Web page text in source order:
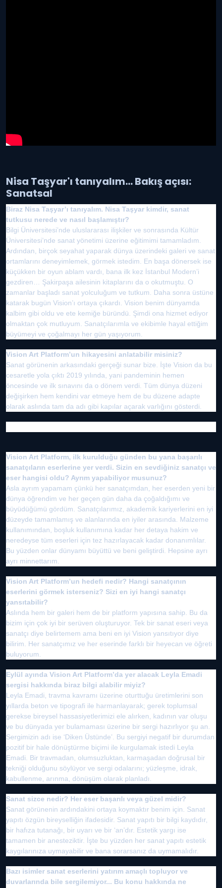
Nisa Taşyar'ı tanıyalım... Bakış açısı:
Sanatsal
Biraz Nisa Taşyar’ı tanıyalım. Nisa Taşyar kimdir, sanat
tutkusu nerede ve nasıl başlamıştır?
Bilgi Üniversitesi’nde uluslararası ilişkiler ve sonrasında Kültür
Üniversitesi’nde sanat yönetimi üzerine eğitimimi tamamladım.
Ardından, birçok seyahat yaparak dünya üzerindeki galeri ve sanat
ortamlarını deneyimlemek, görmek istedim. En başa dönersek ise
küçükken bir oyun ablam vardı, bana ilk kez İstanbul Modern’i
gezdiren… Şakirpaşa ailesinin kitaplarını da o okutmuştu. O
zamanlar başladı sanat yolculuğum ve tutkum. Daha sonra üstüne
katarak bugün Vision’ı ortaya çıkardı. Vision benim dünyamda
kalbim gibi oldu ve ete kemiğe büründü. Şimdi ona hizmet ediyor
olmaktan çok mutluyum. Sanatçılarımla ve ekibimle hayal ettiğim
büyümeyi ve çoğalmayı her gün yaşıyorum.
Vision Art Platform’un hikayesini anlatabilir misiniz?
Sanat görünenin arkasındaki gerçeği sunar bize. İşte Vision da bu
cesaretle yola çıktı 2019 yılında, yani pandeminin hemen
öncesinde ve ilk sınavını da o dönem verdi. Tüm dünya düzeni
değişirken hem kendini var etmeye hem de bu düzene adapte
olarak aslında tam da adı gibi kapılar açarak varlığını gösterdi.
Vision Art Platform, ilk kurulduğu günden bu yana başarılı
sanatçıların eserlerine yer verdi. Sizin en sevdiğiniz sanatçı ve
eser hangisi oldu? Ayrım yapabiliyor musunuz?
Asla ayrım yapamam çünkü her sanatçımdan, her eserden yeni bir
dünya öğrendim ve her geçen gün daha da çoğaldığımı ve
büyüdüğümü gördüm. Sanatçılarımız, akademik kariyerlerini en iyi
düzeyde tamamlamış ve alanlarında en iyiler arasında. Malzeme
kullanımından, boşluk kullanımına kadar her detaya hakim ve
neredeyse tüm eserleri için tez hazırlayacak kadar donanımlılar.
Bu yüzden onlar dünyamı büyüttü ve beni geliştirdi. Hepsine ayrı
ayrı minnettarım.
Vision Art Platform’un hedefi nedir? Hangi sanatçının
eserlerini görmek isterseniz? Sizi en iyi hangi sanatçı
yansıtabilir?
Aslında hem bir galeri hem de bir platform yapısına sahip. Bu da
bizim için çok iyi bir serüven oluşturuyor. Tek bir sanat eseri veya
sanatçı diye belirtemem ama beni en iyi Vision yansıtıyor diye
bilirim. Her sanatçımız ve her eserinde farklı bir heyecan ve öğreti
buluyorum.
Eylül ayında Vision Art Platform’da yer alacak Leyla Emadi
sergisi hakkında biraz bilgi alabilir miyiz?
Leyla Emadi, travma kavramı üzerine oturttuğu üretimlerini son
yıllarda beton ve tipografi ile harmanlayarak; gerek toplumsal
gerekse bireysel hassasiyetlerimizi ele alırken, kadının var oluşu
ve bu dünyada yer bulamaması üzerine bir sergi hazırlıyor şu an.
Sergimizin adı ise ‘Diken Üstünde’. Bu sergiyi negatif bir durumdan
pozitif bir hale dönüştürme biçimi ile kurgulamak istedi Leyla
Emadi. Bir travmadan, olumsuzluktan, karmaşadan doğrusal bir
tekniği olduğunu söylüyor ve sergi odalarını; yüzleşme, idrak,
kabullenme, arınma, dönüşüm olarak planladı.
Sanat sizce nedir? Her eser başarılı veya güzel midir?
Sanat görünenin ardındakini ortaya koymaktır benim için. Sanat
yapıtı özgün bireyselliğin ifadesidir. Sanat yapıtı bir bilgi kaydıdır,
bir hafıza tutanağı, bir uyarı ve bir ‘an’dır. Estetik yargı ise
tamamen bir anesteziktir. İşte bu yüzden her sanat yapıtı estetik
kaygılarınıza uymayabilir ve bana sorarsanız da uymamalıdır.
Bazı isimler sanat eserlerini yatırım amaçlı topluyor ve
duvarlarında bile sergilemiyor... Bu konu hakkında ne